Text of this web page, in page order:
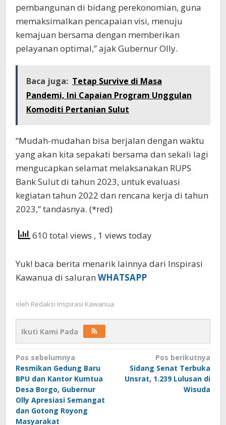
pembangunan di bidang perekonomian, guna
memaksimalkan pencapaian visi, menuju
kemajuan bersama dengan memberikan
pelayanan optimal,” ajak Gubernur Olly.
Baca juga: Tetap Survive di Masa
Pandemi, Ini Capaian Program Unggulan
Komoditi Pertanian Sulut
“Mudah-mudahan bisa berjalan dengan waktu
yang akan kita sepakati bersama dan sekali lagi
mengucapkan selamat melaksanakan RUPS
Bank Sulut di tahun 2023, untuk evaluasi
kegiatan tahun 2022 dan rencana kerja di tahun
2023,” tandasnya. (*red)
610 total views , 1 views today
Yuk! baca berita menarik lainnya dari Inspirasi
Kawanua di saluran WHATSAPP
oleh Redaksi Inspirasi Kawanua
Ikuti Kami Pada
Navigasi
pos
Pos sebelumnya
Resmikan Gedung Baru
BPU dan Kantor Kumtua
Desa Borgo, Gubernur
Olly Apresiasi Semangat
dan Gotong Royong
Masyarakat
Pos berikutnya
Sidang Senat Terbuka
Unsrat, 1.239 Lulusan di
Wisuda